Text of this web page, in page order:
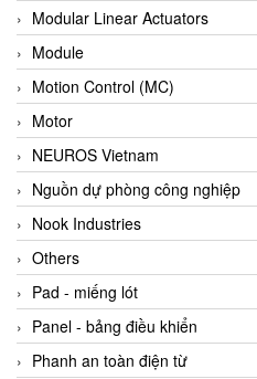
BCS ITALY
BEA SENSORS
Beacon Extender
Beckhoff
Bedook
Bei Sensor
Beijer
Beinlich-pumps
Beka
BEKO
Belimo
Modular Linear Actuators
Module
Motion Control (MC)
Motor
NEUROS Vietnam
Nguồn dự phòng công nghiệp
Nook Industries
Others
Pad - miếng lót
Panel - bảng điều khiển
Phanh an toàn điện từ